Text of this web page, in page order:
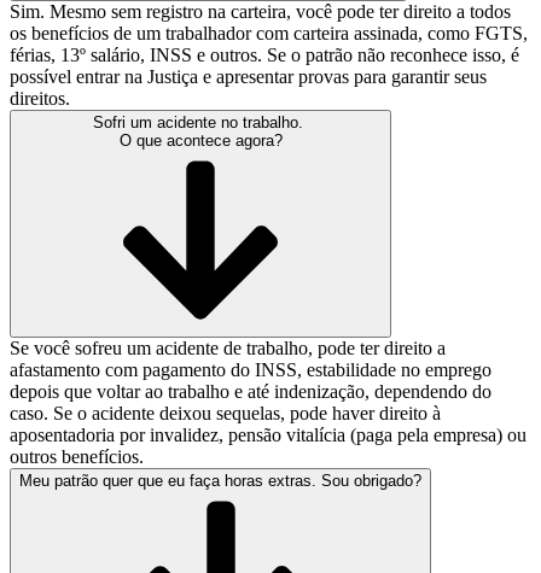
Sim. Mesmo sem registro na carteira, você pode ter direito a todos
os benefícios de um trabalhador com carteira assinada, como FGTS,
férias, 13º salário, INSS e outros. Se o patrão não reconhece isso, é
possível entrar na Justiça e apresentar provas para garantir seus
direitos.
Sofri um acidente no trabalho.
O que acontece agora?
Se você sofreu um acidente de trabalho, pode ter direito a
afastamento com pagamento do INSS, estabilidade no emprego
depois que voltar ao trabalho e até indenização, dependendo do
caso. Se o acidente deixou sequelas, pode haver direito à
aposentadoria por invalidez, pensão vitalícia (paga pela empresa) ou
outros benefícios.
Meu patrão quer que eu faça horas extras. Sou obrigado?